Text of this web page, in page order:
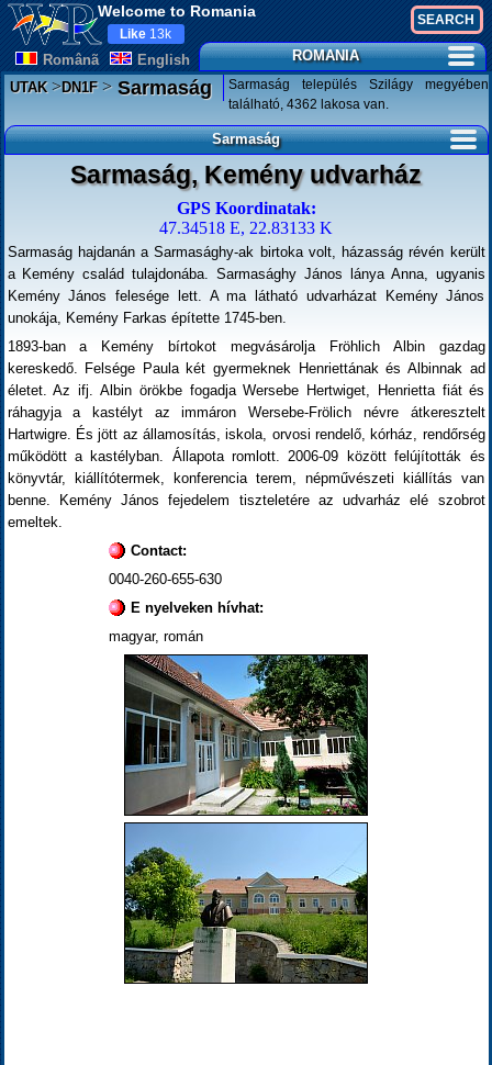
Welcome to Romania
Românã English
Like 13k
ROMANIA
UTAK>DN1F>Sarmaság
Sarmaság település Szilágy megyében
található, 4362 lakosa van.
Sarmaság
Sarmaság, Kemény udvarház
GPS Koordinatak:
47.34518 E, 22.83133 K
Sarmaság hajdanán a Sarmasághy-ak birtoka volt, házasság révén került
a Kemény család tulajdonába. Sarmasághy János lánya Anna, ugyanis
Kemény János felesége lett. A ma látható udvarházat Kemény János
unokája, Kemény Farkas építette 1745-ben.
1893-ban a Kemény bírtokot megvásárolja Fröhlich Albin gazdag
kereskedő. Felsége Paula két gyermeknek Henriettának és Albinnak ad
életet. Az ifj. Albin örökbe fogadja Wersebe Hertwiget, Henrietta fiát és
ráhagyja a kastélyt az immáron Wersebe-Frölich névre átkeresztelt
Hartwigre. És jött az államosítás, iskola, orvosi rendelő, kórház, rendőrség
működött a kastélyban. Állapota romlott. 2006-09 között felújították és
könyvtár, kiállítótermek, konferencia terem, népművészeti kiállítás van
benne. Kemény János fejedelem tiszteletére az udvarház elé szobrot
emeltek.
Contact:
0040-260-655-630
E nyelveken hívhat:
magyar, román